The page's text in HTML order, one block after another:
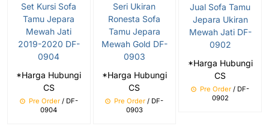
Set Kursi Sofa
Tamu Jepara
Mewah Jati
2019-2020 DF-
0904
*Harga Hubungi
CS
Pre Order/ DF-
0904
Seri Ukiran
Ronesta Sofa
Tamu Jepara
Mewah Gold DF-
0903
*Harga Hubungi
CS
Pre Order / DF-
0903
Jual Sofa Tamu
Jepara Ukiran
Mewah Jati DF-
0902
*Harga Hubungi
CS
Pre Order / DF-
0902